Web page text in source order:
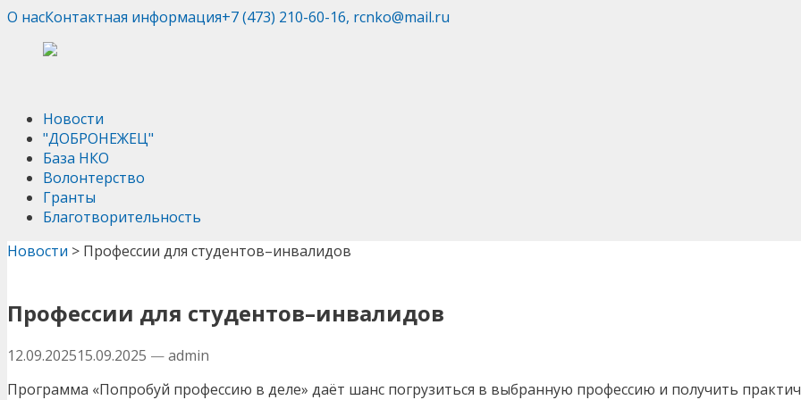
О насКонтактная информация+7 (473) 210-60-16, rcnko@mail.ru
Новости
"ДОБРОНЕЖЕЦ"
База НКО
Волонтерство
Гранты
Благотворительность
Новости > Профессии для студентов–инвалидов
Профессии для студентов–инвалидов
12.09.202515.09.2025 —admin
Программа «Попробуй профессию в деле» даёт шанс погрузиться в выбранную профессию и получить